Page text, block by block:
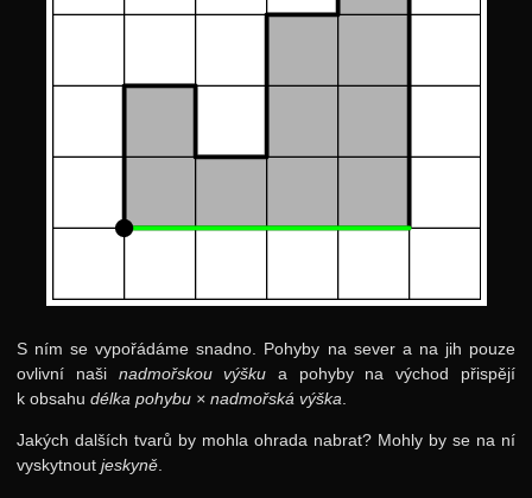
S ním se vypořádáme snadno. Pohyby na sever a na jih pouze
ovlivní naši nadmořskou výšku a pohyby na východ přispějí
k obsahudélka pohybu × nadmořská výška
Jakých dalších tvarů by mohla ohrada nabrat? Mohly by se na ní
vyskytnoutjeskyně